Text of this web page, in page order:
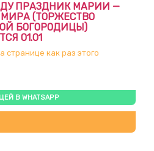
ПРАЗДНИК МАРИИ —
(ТОРЖЕСТВО
БОГОРОДИЦЫ)
01.01
странице как раз этого
В WHATSAPP